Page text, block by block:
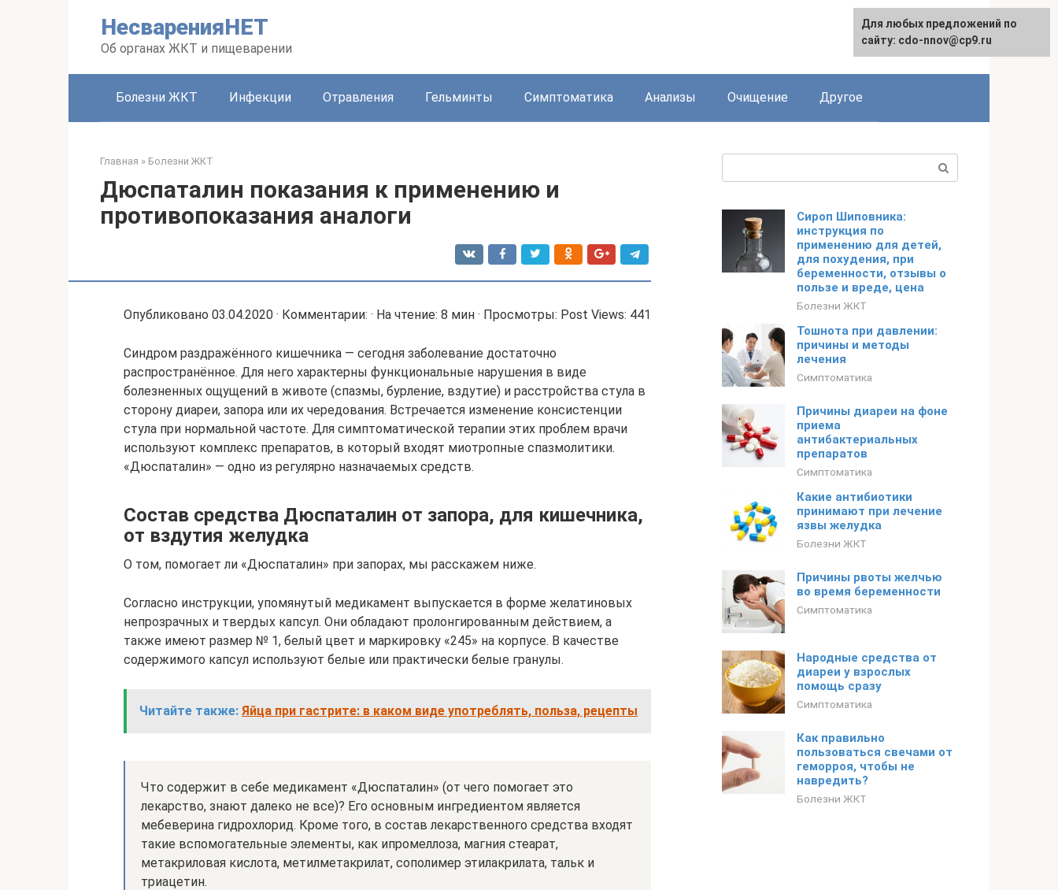
НесваренияНЕТ
Об органах ЖКТ и пищеварении
Болезни ЖКТ Инфекции Отравления Гельминты Симптоматика Анализы Очищение Другое
Главная » Болезни ЖКТ
Дюспаталин показания к применению и
противопоказания аналоги
Опубликовано 03.04.2020 · Комментарии: · На чтение: 8 мин · Просмотры: Post Views: 441
Синдром раздражённого кишечника — сегодня заболевание достаточно
распространённое. Для него характерны функциональные нарушения в виде
болезненных ощущений в животе (спазмы, бурление, вздутие) и расстройства стула в
сторону диареи, запора или их чередования. Встречается изменение консистенции
стула при нормальной частоте. Для симптоматической терапии этих проблем врачи
используют комплекс препаратов, в который входят миотропные спазмолитики.
«Дюспаталин» — одно из регулярно назначаемых средств.
Состав средства Дюспаталин от запора, для кишечника,
от вздутия желудка
О том, помогает ли «Дюспаталин» при запорах, мы расскажем ниже.
Согласно инструкции, упомянутый медикамент выпускается в форме желатиновых
непрозрачных и твердых капсул. Они обладают пролонгированным действием, а
также имеют размер № 1, белый цвет и маркировку «245» на корпусе. В качестве
содержимого капсул используют белые или практически белые гранулы.
Читайте также: Яйца при гастрите: в каком виде употреблять, польза, рецепты
Что содержит в себе медикамент «Дюспаталин» (от чего помогает это
лекарство, знают далеко не все)? Его основным ингредиентом является
мебеверина гидрохлорид. Кроме того, в состав лекарственного средства входят
такие вспомогательные элементы, как ипромеллоза, магния стеарат,
метакриловая кислота, метилметакрилат, сополимер этилакрилата, тальк и
триацетин.
Сироп Шиповника:
инструкция по
применению для детей,
для похудения, при
беременности, отзывы о
пользе и вреде, цена
Болезни ЖКТ
Тошнота при давлении:
причины и методы
лечения
Симптоматика
Причины диареи на фоне
приема
антибактериальных
препаратов
Симптоматика
Какие антибиотики
принимают при лечение
язвы желудка
Болезни ЖКТ
Причины рвоты желчью
во время беременности
Симптоматика
Народные средства от
диареи у взрослых
помощь сразу
Симптоматика
Как правильно
пользоваться свечами от
геморроя, чтобы не
навредить?
Болезни ЖКТ
Для любых предложений по
сайту: cdo-nnov@cp9.ru